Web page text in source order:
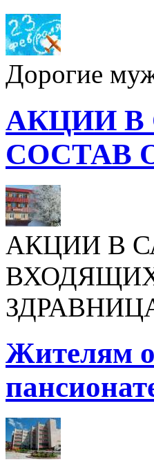
Дорогие
АКЦИИ В
СОСТАВ
АКЦИИ В
Жителям